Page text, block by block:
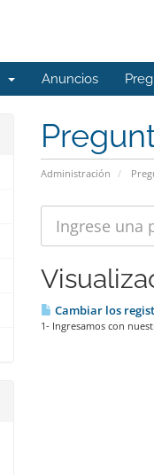
Anuncios
Administración
Cambiar los
1- Ingresamos con